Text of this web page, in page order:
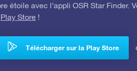
étoile avec l’appli OSR Star Finder.
Play Store !
Télécharger sur la Play Store